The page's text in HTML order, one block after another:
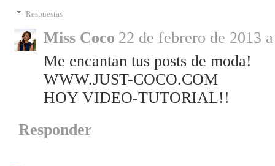
Respuestas
Miss Coco 22 de febrero de 2013
Me encantan tus posts de moda!
WWW.JUST-COCO.COM
HOY VIDEO-TUTORIAL!!
Responder